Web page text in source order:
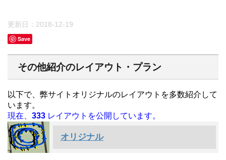
更新日： 2018-12-19
Save
その他紹介のレイアウト・プラン
以下で、弊サイトオリジナルのレイアウトを多数紹介して
います。
現在、 333 レイアウトを公開しています。
オリジナル